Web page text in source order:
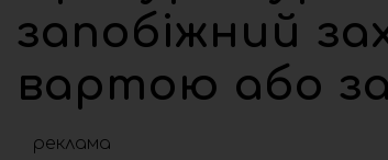
запобіжний
вартою або
реклама